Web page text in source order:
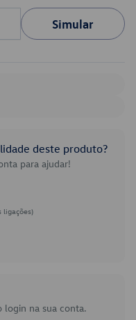
Simular
deste produto?
para ajudar!
ligações)
login na sua conta.